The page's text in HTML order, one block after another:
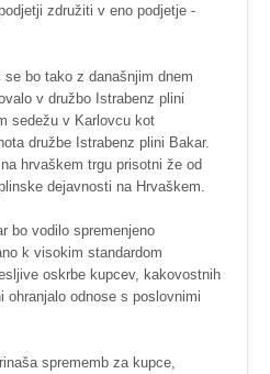
združiti v eno podjetje -
bo tako z današnjim dnem
v družbo Istrabenz plini
sedežu v Karlovcu kot
družbe Istrabenz plini Bakar.
hrvaškem trgu prisotni že od
dejavnosti na Hrvaškem.
bo vodilo spremenjeno
k visokim standardom
oskrbe kupcev, kakovostnih
ohranjalo odnose s poslovnimi
sprememb za kupce,